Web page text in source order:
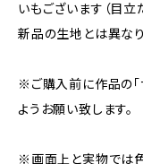
いもございます（目立
新品の生地とは異な
※ご購入前に作品の「
ようお願い致します。
※画面上と実物では